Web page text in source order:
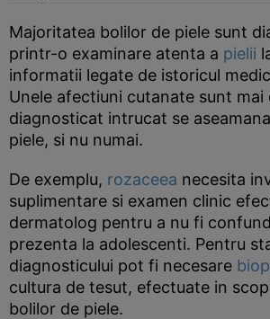
Majoritatea bolilor de piele sunt
printr-o examinare atenta a pielii
informatii legate de istoricul
Unele afectiuni cutanate sunt mai
diagnosticat intrucat se
piele, si nu numai.
De exemplu, rozaceea necesita
suplimentare si examen clinic
dermatolog pentru a nu fi
prezenta la adolescenti. Pentru
diagnosticului pot fi necesare
cultura de tesut, efectuate in
bolilor de piele.